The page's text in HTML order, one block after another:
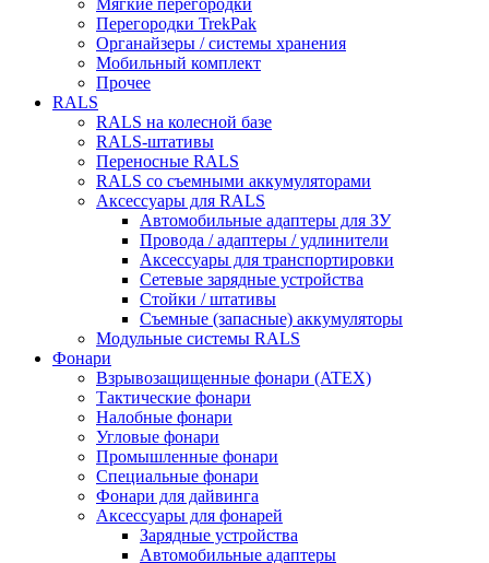
Перегородки TrekPak
Органайзеры / системы хранения
Мобильный комплект
Прочее
RALS
RALS на колесной базе
RALS-штативы
Переносные RALS
RALS со съемными аккумуляторами
Аксессуары для RALS
Автомобильные адаптеры для ЗУ
Провода / адаптеры / удлинители
Аксессуары для транспортировки
Сетевые зарядные устройства
Стойки / штативы
Съемные (запасные) аккумуляторы
Модульные системы RALS
Фонари
Взрывозащищенные фонари (ATEX)
Тактические фонари
Налобные фонари
Угловые фонари
Промышленные фонари
Специальные фонари
Фонари для дайвинга
Аксессуары для фонарей
Зарядные устройства
Автомобильные адаптеры